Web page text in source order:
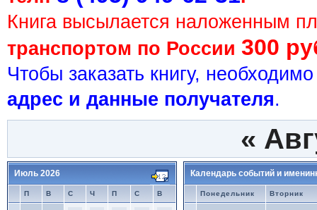
Книга высылается наложенным
транспортом по России 300
Чтобы заказать книгу,
адрес и данные получателя.
«
Июль 2026
П В С Ч П С В
Календарь событий и
Понедельник Вторник